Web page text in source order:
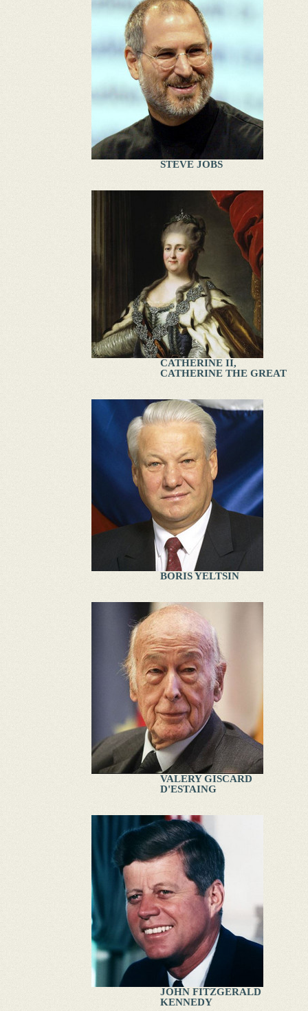
STEVE JOBS
CATHERINE II,
CATHERINE THE GREAT
BORIS YELTSIN
VALERY GISCARD
D'ESTAING
JOHN FITZGERALD
KENNEDY